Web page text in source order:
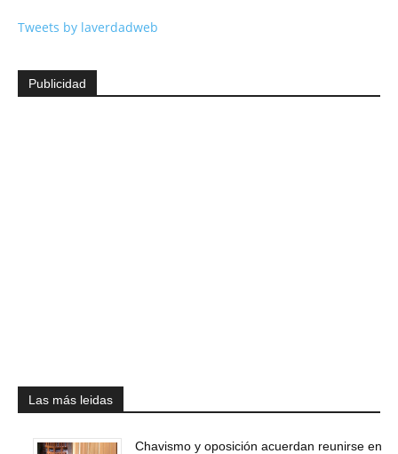
Tweets by laverdadweb
Publicidad
Las más leidas
Chavismo y oposición acuerdan reunirse en